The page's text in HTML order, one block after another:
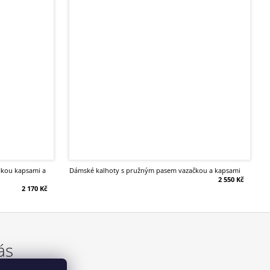
2 170 Kč
dámské kalhoty s pružným pasem vazačkou a kapsami
2 550 Kč